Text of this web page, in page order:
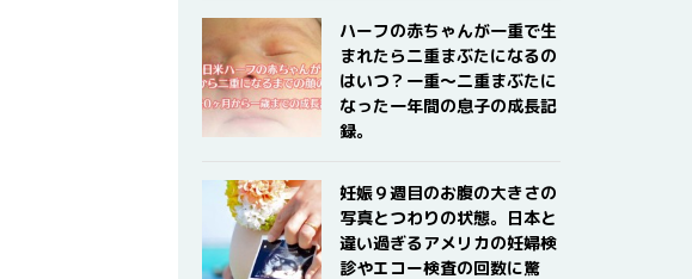
ハーフの赤ちゃんが一重で生
まれたら二重まぶたになるの
はいつ？一重〜二重まぶたに
なった一年間の息子の成長記
録。
妊娠９週目のお腹の大きさの
写真とつわりの状態。日本と
違い過ぎるアメリカの妊婦検
診やエコー検査の回数に驚